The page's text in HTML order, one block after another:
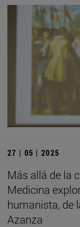
27 | 05 | 2025
Más allá de la
Medicina
humanista, de
Azanza